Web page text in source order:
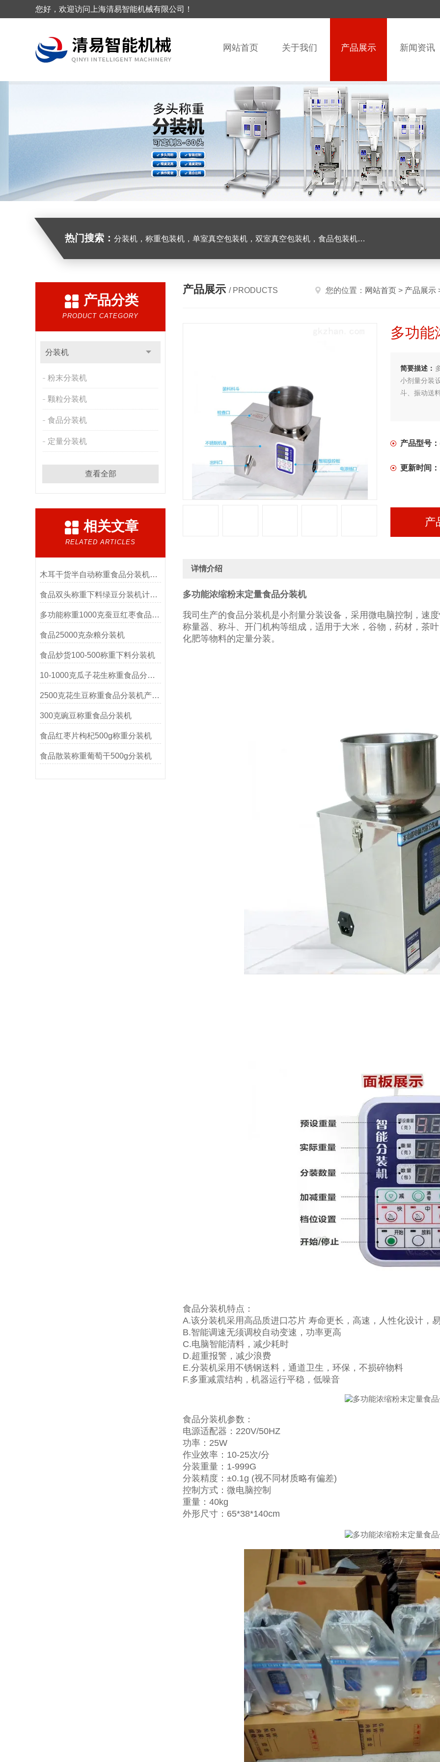
您好，欢迎访问上海清易智能机械有限公司！
网站首页 关于我们 产品展示 新闻资讯
热门搜索： 分装机，称重包装机，单室真空包装机，双室真空包装机，食品包装机，半自动灌装机
产品分类
PRODUCT CATEGORY
分装机
粉末分装机
颗粒分装机
食品分装机
定量分装机
查看全部
相关文章
RELATED ARTICLES
木耳干货半自动称重食品分装机厂家
食品双头称重下料绿豆分装机计量精准
多功能称重1000克蚕豆红枣食品分装机
食品25000克杂粮分装机
食品炒货100-500称重下料分装机
10-1000克瓜子花生称重食品分装机
2500克花生豆称重食品分装机产品简介
300克豌豆称重食品分装机
食品红枣片枸杞500g称重分装机
食品散装称重葡萄干500g分装机
产品展示 / PRODUCTS 您的位置： 网站首页 > 产品展示
多功能
简要描述：
小剂量分装
斗、振动送
产品型号：
更新时间：
产
详情介绍
多功能浓缩粉末定量食品分装机
我司生产的食品分装机是小剂量分装设备，采用微电脑控制，速
称量器、称斗、开门机构等组成，适用于大米，谷物，药材，茶
化肥等物料的定量分装。
食品分装机特点：
A.该分装机采用高品质进口芯片 寿命更长，高速，人性化设计，
B.智能调速无须调校自动变速，功率更高
C.电脑智能清料，减少耗时
D.超重报警，减少浪费
E.分装机采用不锈钢送料，通道卫生，环保，不损碎物料
F.多重减震结构，机器运行平稳，低噪音
食品分装机参数：
电源适配器：220V/50HZ
功率：25W
作业效率：10-25次/分
分装重量：1-999G
分装精度：±0.1g (视不同材质略有偏差)
控制方式：微电脑控制
重量：40kg
外形尺寸：65*38*140cm